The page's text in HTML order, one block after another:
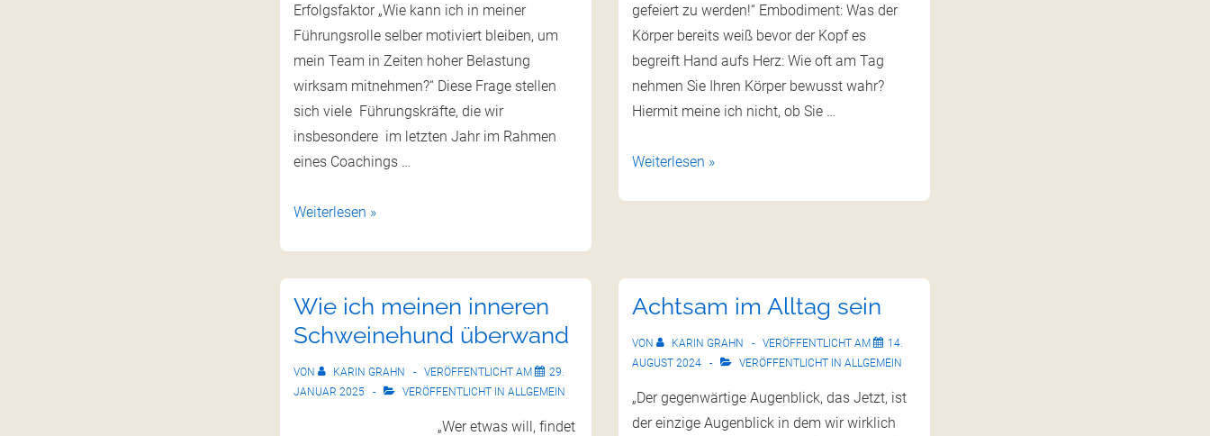
Erfolgsfaktor „Wie kann ich in meiner
Führungsrolle selber motiviert bleiben, um
mein Team in Zeiten hoher Belastung
wirksam mitnehmen?“ Diese Frage stellen
sich viele Führungskräfte, die wir
insbesondere im letzten Jahr im Rahmen
eines Coachings …
Weiterlesen »
gefeiert zu werden!“ Embodiment: Was der
Körper bereits weiß bevor der Kopf es
begreift Hand aufs Herz: Wie oft am Tag
nehmen Sie Ihren Körper bewusst wahr?
Hiermit meine ich nicht, ob Sie …
Weiterlesen »
Wie ich meinen inneren
Schweinehund überwand
VON KARIN GRAHN VERÖFFENTLICHT AM
29.
JANUAR 2025
VERÖFFENTLICHT IN ALLGEMEIN
„Wer etwas will, findet
Achtsam im Alltag sein
VON KARIN GRAHN VERÖFFENTLICHT AM
14.
AUGUST 2024
VERÖFFENTLICHT IN ALLGEMEIN
„Der gegenwärtige Augenblick, das Jetzt, ist
der einzige Augenblick in dem wir wirklich